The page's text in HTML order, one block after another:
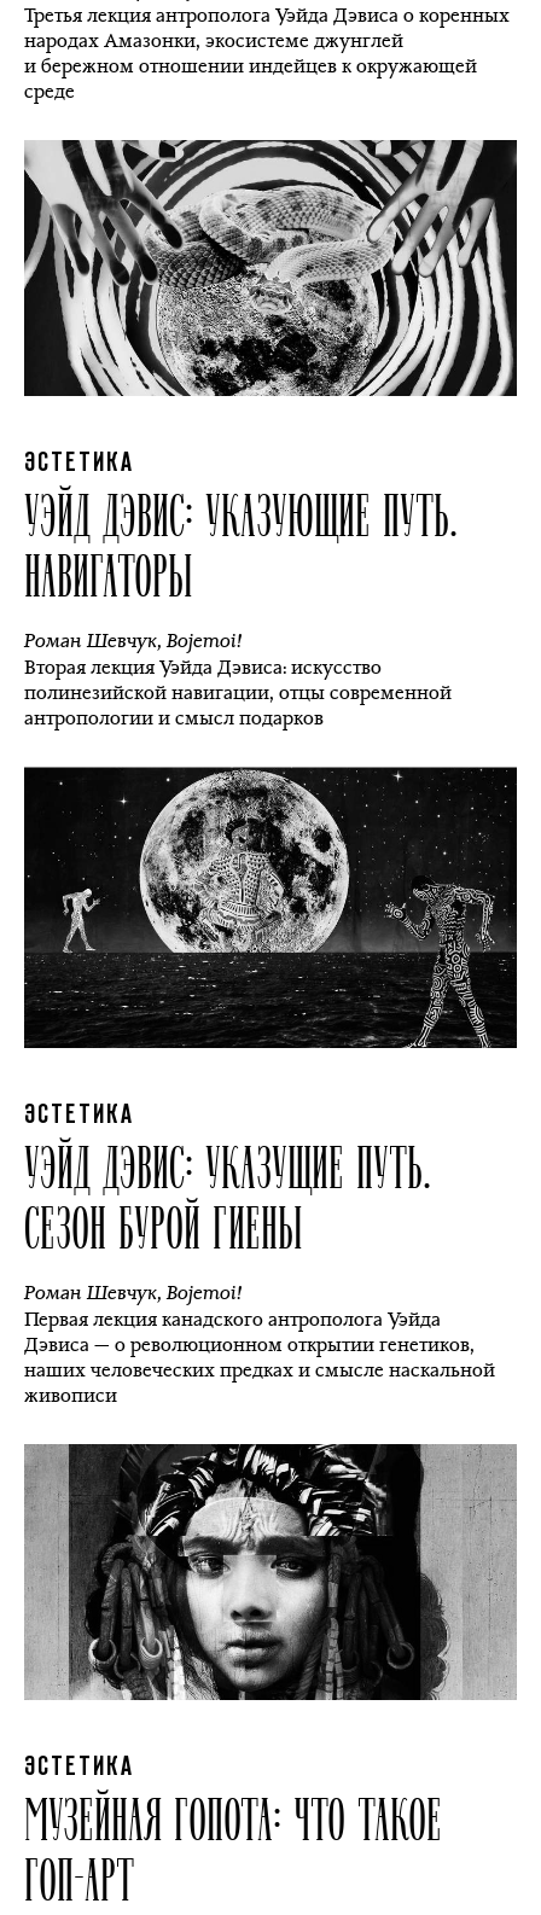
Третья лекция антрополога Уэйда Дэвиса о коренных
народах Амазонки, экосистеме джунглей
и бережном отношении индейцев к окружающей
среде
ЭСТЕТИКА
УЭЙД ДЭВИС: УКАЗУЮЩИЕ ПУТЬ.
НАВИГАТОРЫ
Роман Шевчук,Bojemoi!
Вторая лекция Уэйда Дэвиса: искусство
полинезийской навигации, отцы современной
антропологии и смысл подарков
ЭСТЕТИКА
УЭЙД ДЭВИС: УКАЗУЩИЕ ПУТЬ.
СЕЗОН БУРОЙ ГИЕНЫ
Роман Шевчук,Bojemoi!
Первая лекция канадского антрополога Уэйда
Дэвиса — о революционном открытии генетиков,
наших человеческих предках и смысле наскальной
живописи
ЭСТЕТИКА
МУЗЕЙНАЯ ГОПОТА: ЧТО ТАКОЕ
ГОП-АРТ